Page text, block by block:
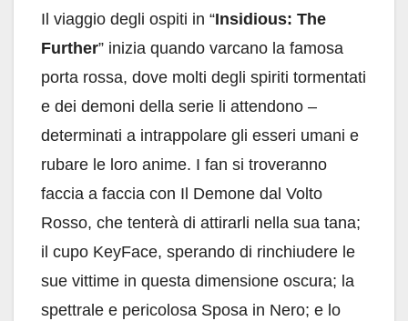
Il viaggio degli ospiti in “Insidious: The
Further” inizia quando varcano la famosa
porta rossa, dove molti degli spiriti tormentati
e dei demoni della serie li attendono –
determinati a intrappolare gli esseri umani e
rubare le loro anime. I fan si troveranno
faccia a faccia con Il Demone dal Volto
Rosso, che tenterà di attirarli nella sua tana;
il cupo KeyFace, sperando di rinchiudere le
sue vittime in questa dimensione oscura; la
spettrale e pericolosa Sposa in Nero; e lo